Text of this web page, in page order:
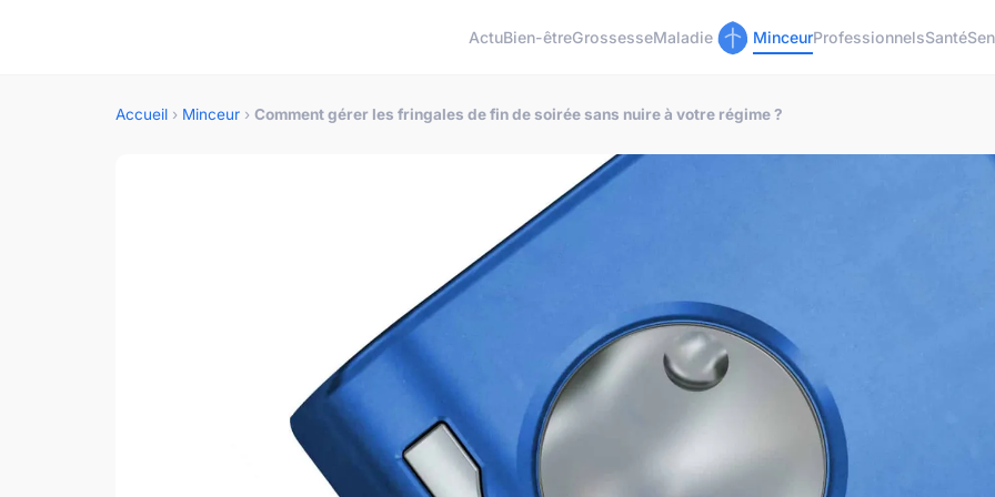
ActuBien-êtreGrossesseMaladie MinceurProfessionnelsSanté
Accueil › Minceur › Comment gérer les fringales de fin de soirée sans nuire à votre régime ?